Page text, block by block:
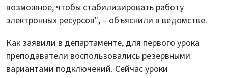
возможное, чтобы стабилизировать работу
электронных ресурсов", – объяснили в ведомстве.
Как заявили в департаменте, для первого урока
преподаватели воспользовались резервными
вариантами подключений. Сейчас уроки